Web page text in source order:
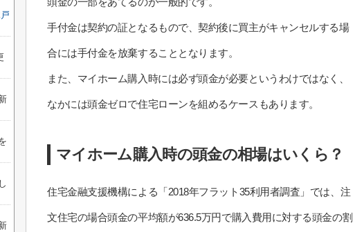
手付金は契約の証となるもので、契約後に買主がキャンセルする場
合には手付金を放棄することとなります。
また、マイホーム購入時には必ず頭金が必要というわけではなく、
なかには頭金ゼロで住宅ローンを組めるケースもあります。
マイホーム購入時の頭金の相場はいくら？
住宅金融支援機構による「2018年フラット35利用者調査」では、注
文住宅の場合頭金の平均額が636.5万円で購入費用に対する頭金の割